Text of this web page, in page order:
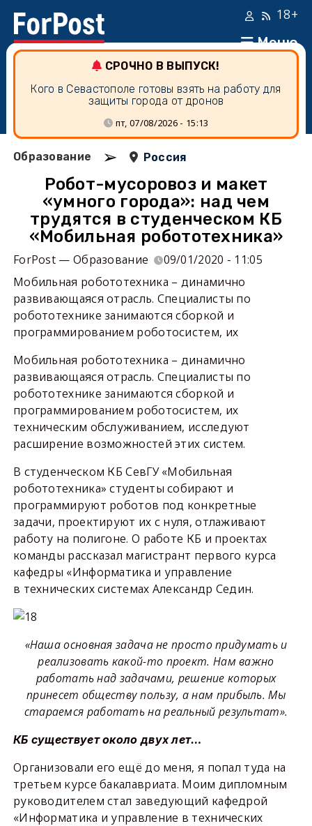
Меню
18+
СРОЧНО В ВЫПУСК!
Кого в Севастополе готовы взять на работу для
защиты города от дронов
пт, 07/08/2026 - 15:13
Образование ➢ Россия
Робот-мусоровоз и макет
«умного города»: над чем
трудятся в студенческом КБ
«Мобильная робототехника»
ForPost — Образование
09/01/2020 - 11:05
Мобильная робототехника – динамично
развивающаяся отрасль. Специалисты по
робототехнике занимаются сборкой и
программированием роботосистем, их
Мобильная робототехника – динамично
развивающаяся отрасль. Специалисты по
робототехнике занимаются сборкой и
программированием роботосистем, их
техническим обслуживанием, исследуют
расширение возможностей этих систем.
В студенческом КБ СевГУ «Мобильная
робототехника» студенты собирают и
программируют роботов под конкретные
задачи, проектируют их с нуля, отлаживают
работу на полигоне. О работе КБ и проектах
команды рассказал магистрант первого курса
кафедры «Информатика и управление
в технических системах Александр Седин.
«Наша основная задача не просто придумать и
реализовать какой-то проект. Нам важно
работать над задачами, решение которых
принесет обществу пользу, а нам прибыль. Мы
стараемся работать на реальный результат».
КБ существует около двух лет…
Организовали его ещё до меня, я попал туда на
третьем курсе бакалавриата. Моим дипломным
руководителем стал заведующий кафедрой
«Информатика и управление в технических